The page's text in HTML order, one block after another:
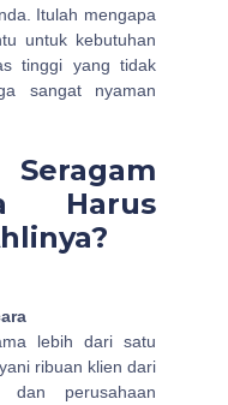
Itulah mengapa
untuk kebutuhan
tinggi yang tidak
sangat nyaman
Harus
lebih dari satu
ribuan klien dari
dan perusahaan